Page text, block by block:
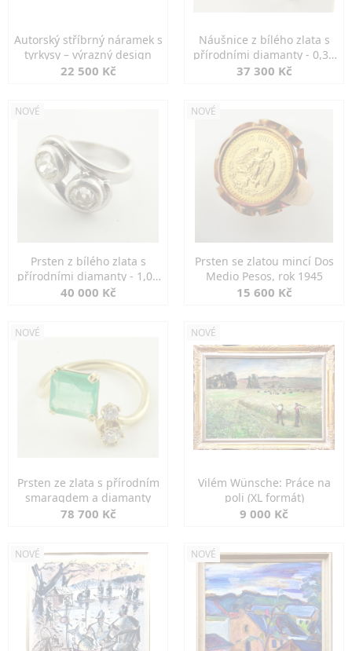
Autorský stříbrný náramek s
tyrkysy – výrazný design
22 500 Kč
Náušnice z bílého zlata s
přírodními diamanty - 0,30
ct
37 300 Kč
NOVÉ
Prsten z bílého zlata s
přírodními diamanty - 1,00
ct
40 000 Kč
NOVÉ
Prsten se zlatou mincí Dos
Medio Pesos, rok 1945
15 600 Kč
NOVÉ
Prsten ze zlata s přírodním
smaragdem a diamanty
78 700 Kč
NOVÉ
Vilém Wünsche: Práce na
poli (XL formát)
9 000 Kč
NOVÉ NOVÉ